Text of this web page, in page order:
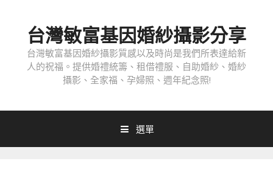
台灣敏富基因婚紗攝影分享
台灣敏富基因婚紗攝影質感以及時尚是我們所表達給新
人的祝福。提供婚禮統籌、租借禮服、自助婚紗、婚紗
攝影、全家福、孕婦照、週年紀念照!
選單